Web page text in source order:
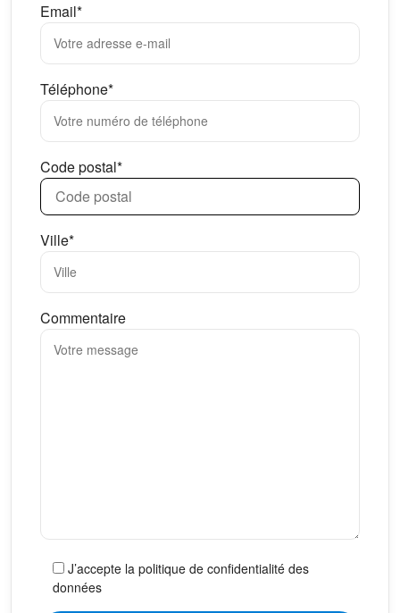
Email*
Téléphone*
Code postal*
Ville*
Commentaire
J’accepte la politique de confidentialité des
données